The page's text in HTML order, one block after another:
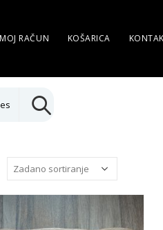
MOJ RAČUN KOŠARICA